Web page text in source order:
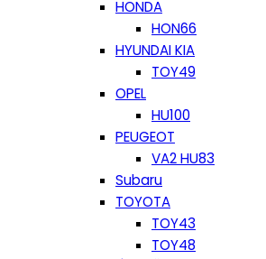
HONDA
HON66
HYUNDAI KIA
TOY49
OPEL
HU100
PEUGEOT
VA2 HU83
Subaru
TOYOTA
TOY43
TOY48